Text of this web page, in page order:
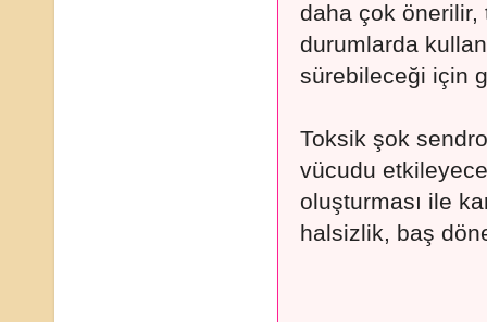
daha çok önerilir,
durumlarda
sürebileceği için
Toksik şok
vücudu
oluşturması ile
halsizlik, baş